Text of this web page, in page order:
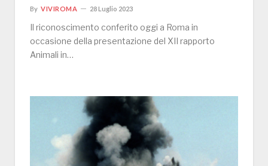
By VIVIROMA 28 Luglio 2023
Il riconoscimento conferito oggi a Roma in
occasione della presentazione del XII rapporto
Animali in…